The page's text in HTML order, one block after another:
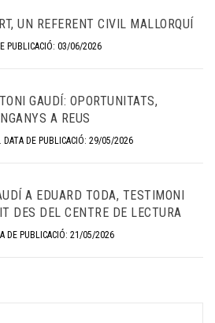
UN REFERENT CIVIL MALLORQUÍ
PUBLICACIÓ: 03/06/2026
GAUDÍ: OPORTUNITATS,
A REUS
DATA DE PUBLICACIÓ: 29/05/2026
A EDUARD TODA, TESTIMONI
DES DEL CENTRE DE LECTURA
DE PUBLICACIÓ: 21/05/2026